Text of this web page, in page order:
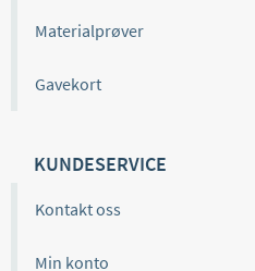
Materialprøver
Gavekort
KUNDESERVICE
Kontakt oss
Min konto